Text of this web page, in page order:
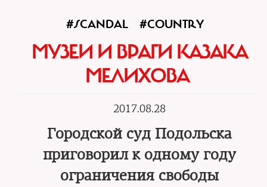
#SCANDAL #COUNTRY
МУЗЕИ И ВРАГИ КАЗАКА
МЕЛИХОВА
2017.08.28
Городской суд Подольска
приговорил к одному году
ограничения свободы